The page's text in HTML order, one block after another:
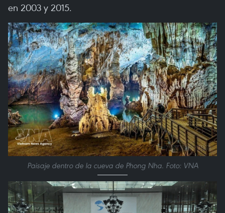
en 2003 y 2015.
Paisaje dentro de la cueva de Phong Nha. Foto: VNA